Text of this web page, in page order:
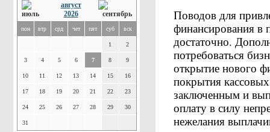
август
2026
пон втр срд чет пят суб вск
1 2
3 4 5 6 7 8 9
10 11 12 13 14 15 16
17 18 19 20 21 22 23
24 25 26 27 28 29 30
31
Поводов для
финансирования в
достаточно.
потребоваться
открытие нового
покрытия
заключенным и
оплату в силу
нежелания